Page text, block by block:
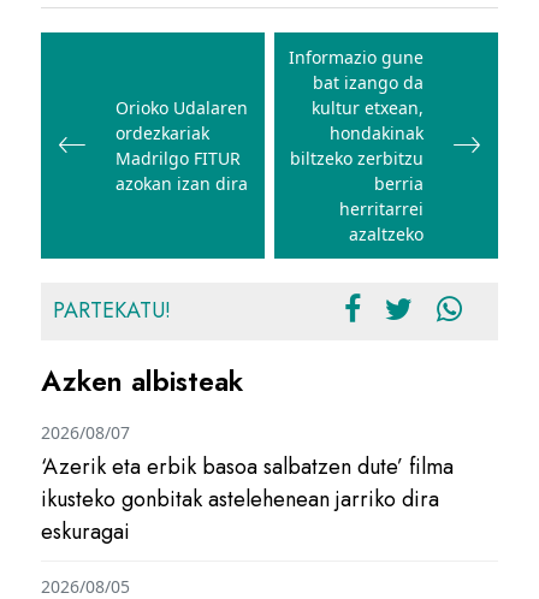
Bidalketetan
nabigatuOrioko Udalaren
ordezkariak
Madrilgo FITUR
azokan izan dira
Informazio gune
bat izango da
kultur etxean,
hondakinak
biltzeko zerbitzu
berria
herritarrei
azaltzeko
PARTEKATU!
Azken albisteak
‘Azerik eta erbik basoa salbatzen dute’ filma
ikusteko gonbitak astelehenean jarriko dira
eskuragai
2026/08/07
2026/08/05